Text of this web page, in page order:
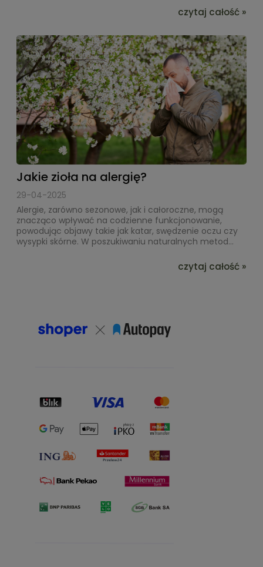
czytaj całość »
Jakie zioła na alergię?
29-04-2025
Alergie, zarówno sezonowe, jak i całoroczne, mogą
znacząco wpływać na codzienne funkcjonowanie,
powodując objawy takie jak katar, swędzenie oczu czy
wysypki skórne. W poszukiwaniu naturalnych metod...
czytaj całość »